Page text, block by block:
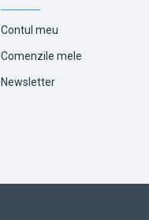
Contul meu
Comenzile mele
Newsletter